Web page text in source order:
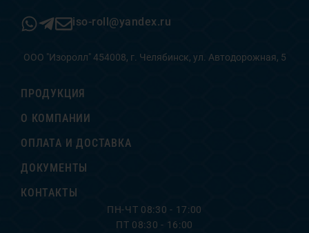
iso-roll@yandex.ru
ООО "Изоролл" 454008, г. Челябинск, ул. Автодорожная, 5
ПРОДУКЦИЯ
О КОМПАНИИ
ОПЛАТА И ДОСТАВКА
ДОКУМЕНТЫ
КОНТАКТЫ
ПН-ЧТ 08:30 - 17:00
ПТ 08:30 - 16:00